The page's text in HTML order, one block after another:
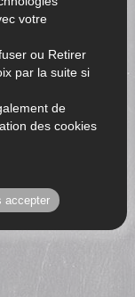
votre
ou Retirer
par la suite si
de
des cookies
accepter